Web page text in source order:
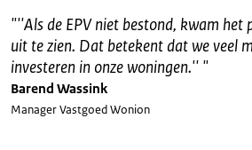
"''Als de EPV niet bestond, kwam het
uit te zien. Dat betekent dat we veel
investeren in onze woningen.'' "
Barend Wassink
Manager Vastgoed Wonion